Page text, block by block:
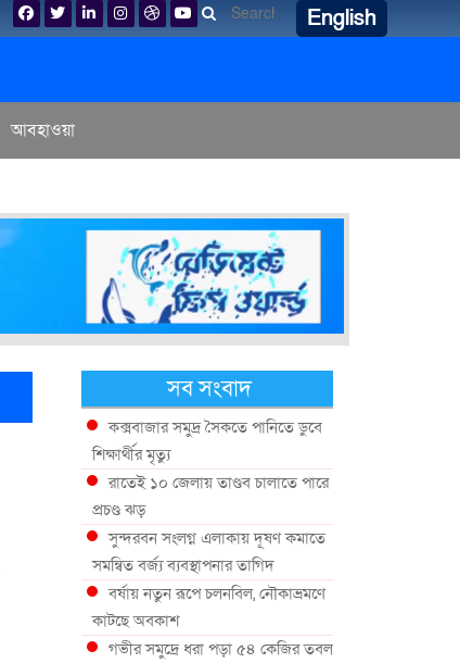
English
আবহাওয়া
সব সংবাদ
কক্সবাজার সমুদ্র সৈকতে পানিতে ডুবে
শিক্ষার্থীর মৃত্যু
রাতেই ১০ জেলায় তাণ্ডব চালাতে পারে
প্রচণ্ড ঝড়
সুন্দরবন সংলগ্ন এলাকায় দূষণ কমাতে
সমন্বিত বর্জ্য ব্যবস্থাপনার তাগিদ
বর্ষায় নতুন রূপে চলনবিল, নৌকাভ্রমণে
কাটছে অবকাশ
গভীর সমুদ্রে ধরা পড়া ৫৪ কেজির তবল